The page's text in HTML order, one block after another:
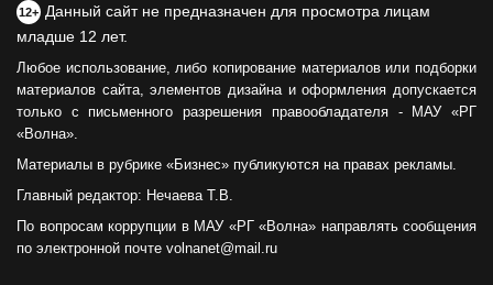
12+ Данный сайт не предназначен для просмотра лицам
младше 12 лет.
Любое использование, либо копирование материалов или подборки
материалов сайта, элементов дизайна и оформления допускается
только с письменного разрешения правообладателя - МАУ «РГ
«Волна».
Материалы в рубрике «Бизнес» публикуются на правах рекламы.
Главный редактор: Нечаева Т.В.
По вопросам коррупции в МАУ «РГ «Волна» направлять сообщения
по электронной почте volnanet@mail.ru